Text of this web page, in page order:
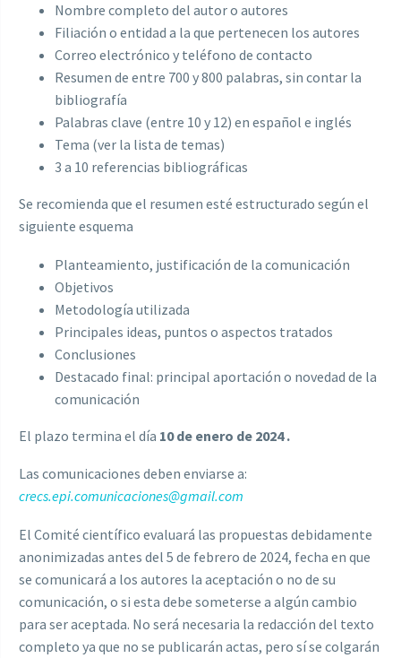
Nombre completo del autor o autores
Filiación o entidad a la que pertenecen los autores
Correo electrónico y teléfono de contacto
Resumen de entre 700 y 800 palabras, sin contar la
bibliografía
Palabras clave (entre 10 y 12) en español e inglés
Tema (ver la lista de temas)
3 a 10 referencias bibliográficas
Se recomienda que el resumen esté estructurado según el
siguiente esquema
Planteamiento, justificación de la comunicación
Objetivos
Metodología utilizada
Principales ideas, puntos o aspectos tratados
Conclusiones
Destacado final: principal aportación o novedad de la
comunicación
El plazo termina el día 10 de enero de 2024 .
Las comunicaciones deben enviarse a:
crecs.epi.comunicaciones@gmail.com
El Comité científico evaluará las propuestas debidamente
anonimizadas antes del 5 de febrero de 2024, fecha en que
se comunicará a los autores la aceptación o no de su
comunicación, o si esta debe someterse a algún cambio
para ser aceptada. No será necesaria la redacción del texto
completo ya que no se publicarán actas, pero sí se colgarán